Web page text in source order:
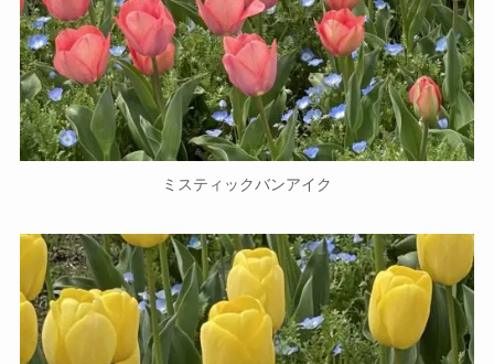
ミスティックバンアイク